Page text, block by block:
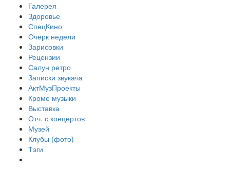
Галерея
Здоровье
СпецКино
Очерк недели
Зарисовки
Рецензии
Салун ретро
Записки звукача
АктМузПроекты
Кроме музыки
Выставка
Отч. с концертов
Музей
Клубы (фото)
Тэги